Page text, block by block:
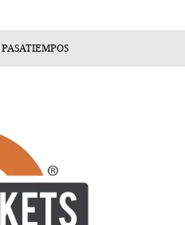
PASATIEMPOS